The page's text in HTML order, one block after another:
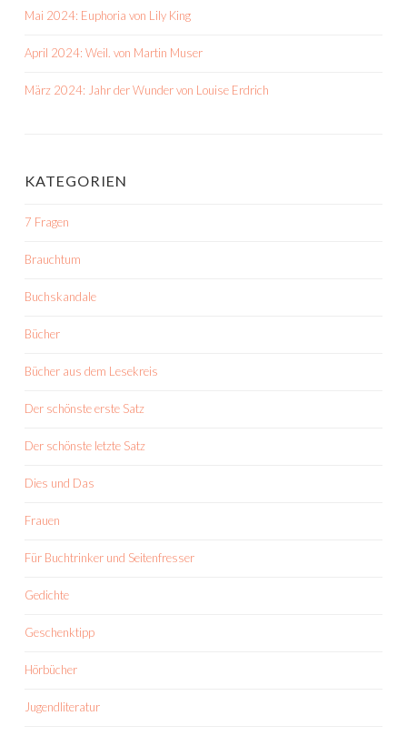
Mai 2024: Euphoria von Lily King
April 2024: Weil. von Martin Muser
März 2024: Jahr der Wunder von Louise Erdrich
KATEGORIEN
7 Fragen
Brauchtum
Buchskandale
Bücher
Bücher aus dem Lesekreis
Der schönste erste Satz
Der schönste letzte Satz
Dies und Das
Frauen
Für Buchtrinker und Seitenfresser
Gedichte
Geschenktipp
Hörbücher
Jugendliteratur